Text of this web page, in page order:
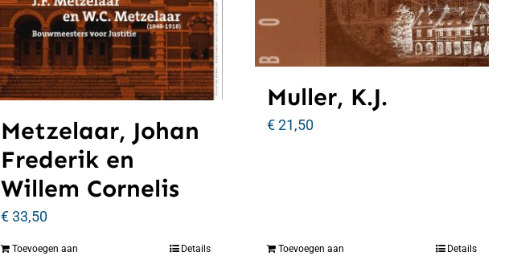
Metzelaar, Johan
Frederik en
Willem Cornelis
€33,50
Toevoegen aan
Details
Muller, K.J.
€21,50
Toevoegen aan
Details